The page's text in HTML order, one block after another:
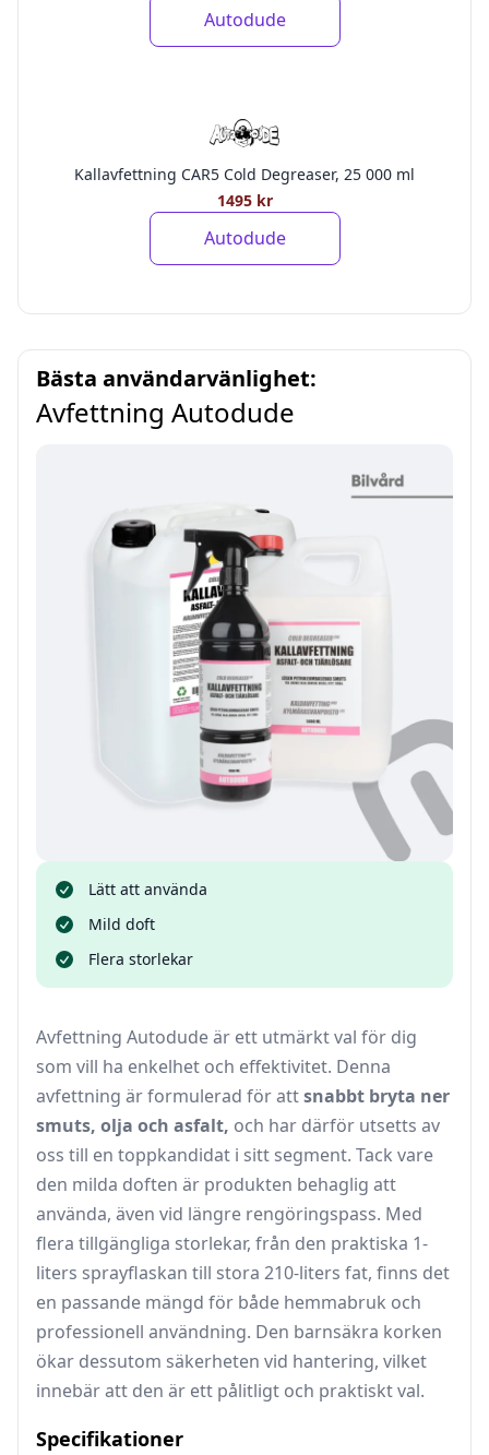
Autodude
Kallavfettning CAR5 Cold Degreaser, 25 000 ml
1495 kr
Autodude
Bästa användarvänlighet:
Avfettning Autodude
Lätt att använda
Mild doft
Flera storlekar
Avfettning Autodude är ett utmärkt val för dig
som vill ha enkelhet och effektivitet. Denna
avfettning är formulerad för attsnabbt bryta ner
smuts, olja och asfalt, och har därför utsetts av
oss till en toppkandidat i sitt segment. Tack vare
den milda doften är produkten behaglig att
använda, även vid längre rengöringspass. Med
flera tillgängliga storlekar, från den praktiska 1-
liters sprayflaskan till stora 210-liters fat, finns det
en passande mängd för både hemmabruk och
professionell användning. Den barnsäkra korken
ökar dessutom säkerheten vid hantering, vilket
innebär att den är ett pålitligt och praktiskt val.
Specifikationer